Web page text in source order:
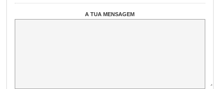
A TUA MENSAGEM